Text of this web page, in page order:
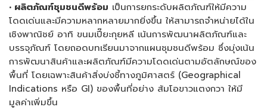
• ผลิตภัณฑ์ชุมชนดีพร้อม เป็นการยกระดับผลิตภัณฑ์ให้มีความ
โดดเด่นและมีความหลากหลายมากยิ่งขึ้น ให้สามารถจำหน่ายได้ใน
เชิงพาณิชย์ อาทิ ขนมเปี๊ยะกุยหลี เน้นการพัฒนาผลิตภัณฑ์และ
บรรจุภัณฑ์ โดยถอดบทเรียนมาจากแผนชุมชนดีพร้อม ซึ่งมุ่งเน้น
การพัฒนาสินค้าและผลิตภัณฑ์มีความโดดเด่นตามอัตลักษณ์ของ
พื้นที่ โดยเฉพาะสินค้าสิ่งบ่งชี้ทางภูมิศาสตร์ (Geographical
Indications หรือ GI) ของพื้นที่อย่าง ส้มโอขาวแตงกวา ให้มี
มูลค่าเพิ่มขึ้น